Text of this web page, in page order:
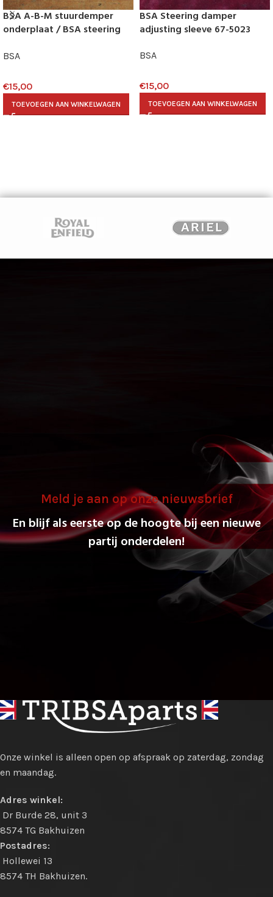
BSA A-B-M stuurdemper
onderplaat / BSA steering
BSA
€15,00
TOEVOEGEN AAN WINKELWAGEN
BSA Steering damper
adjusting sleeve 67-5023
BSA
€15,00
TOEVOEGEN AAN WINKELWAGEN
Meld je aan op onze nieuwsbrief
En blijf als eerste op de hoogte bij een nieuwe
partij onderdelen!
Onze winkel is alleen open op afspraak op zaterdag, zondag
en maandag.
Adres winkel:
Dr Burde 28, unit 3
8574 TG Bakhuizen
Postadres:
Hollewei 13
8574 TH Bakhuizen.